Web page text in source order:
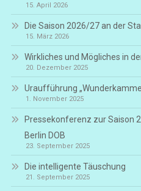
15. April 2026
Die Saison 2026/27 an der
15. März 2026
Wirkliches und Mögliches in
20. Dezember 2025
Uraufführung
1. November 2025
Pressekonferenz zur Saison
Berlin DOB
23. September 2025
Die intelligente Täuschung
21. September 2025